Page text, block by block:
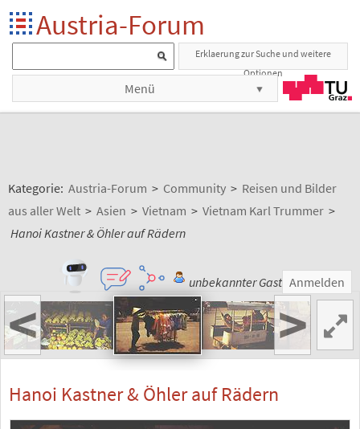
Austria-Forum
Erklaerung zur Suche und weitere
Optionen
Menü
Kategorie: Austria-Forum > Community > Reisen und Bilder
aus aller Welt > Asien > Vietnam > Vietnam Karl Trummer >
Hanoi Kastner & Öhler auf Rädern
unbekannter Gast Anmelden
< >
Hanoi Kastner & Öhler auf Rädern